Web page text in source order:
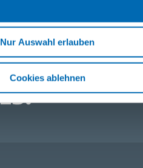
Nur Auswahl erlauben
Cookies ablehnen